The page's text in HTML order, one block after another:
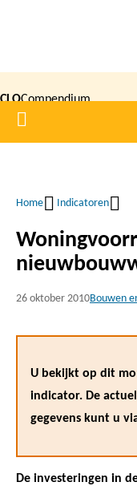
inhoud
gaan
CLOCompendium
voor de
Home
Kruimelpad
Home Indicatoren
26 oktober 2010Bouwen
U bekijkt op dit
indicator. De
gegevens kunt u
De investeringen in